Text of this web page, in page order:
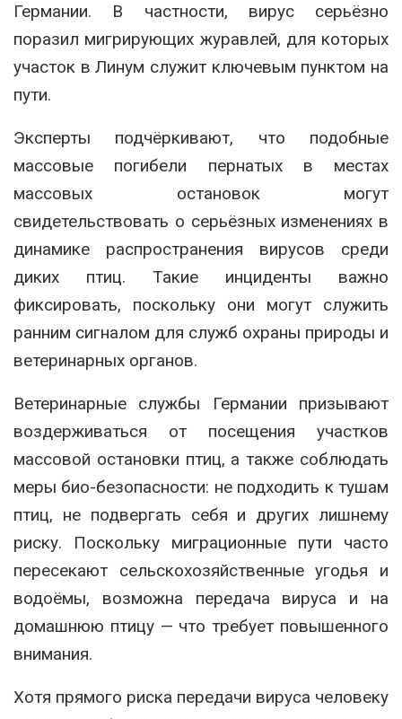
Германии. В частности, вирус серьёзно
поразил мигрирующих журавлей, для которых
участок в Линум служит ключевым пунктом на
пути.
Эксперты подчёркивают, что подобные
массовые погибели пернатых в местах
массовых остановок могут
свидетельствовать о серьёзных изменениях в
динамике распространения вирусов среди
диких птиц. Такие инциденты важно
фиксировать, поскольку они могут служить
ранним сигналом для служб охраны природы и
ветеринарных органов.
Ветеринарные службы Германии призывают
воздерживаться от посещения участков
массовой остановки птиц, а также соблюдать
меры био-безопасности: не подходить к тушам
птиц, не подвергать себя и других лишнему
риску. Поскольку миграционные пути часто
пересекают сельскохозяйственные угодья и
водоёмы, возможна передача вируса и на
домашнюю птицу — что требует повышенного
внимания.
Хотя прямого риска передачи вируса человеку